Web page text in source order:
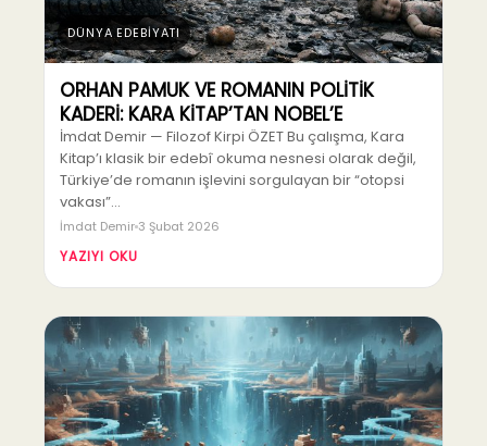
DÜNYA EDEBİYATI
ORHAN PAMUK VE ROMANIN POLİTİK
KADERİ: KARA KİTAP’TAN NOBEL’E
İmdat Demir — Filozof Kirpi ÖZET Bu çalışma, Kara
Kitap’ı klasik bir edebî okuma nesnesi olarak değil,
Türkiye’de romanın işlevini sorgulayan bir “otopsi
vakası”…
İmdat Demir 3 Şubat 2026
YAZIYI OKU